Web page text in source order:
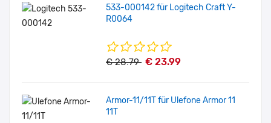
533-000142 für Logitech Craft Y-
R0064
€ 28.79 € 23.99
Armor-11/11T für Ulefone Armor 11
11T